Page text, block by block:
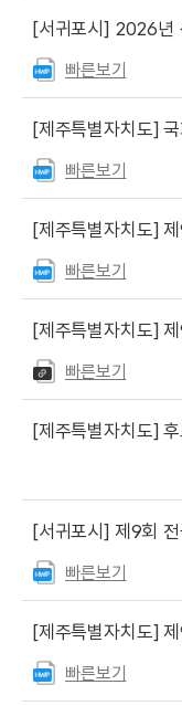
[서귀포시] 2026년
빠른보기
[제주특별자치도] 국
빠른보기
[제주특별자치도] 제
빠른보기
[제주특별자치도] 제
빠른보기
[제주특별자치도]
[서귀포시] 제9회 전국동
빠른보기
[제주특별자치도] 제
빠른보기